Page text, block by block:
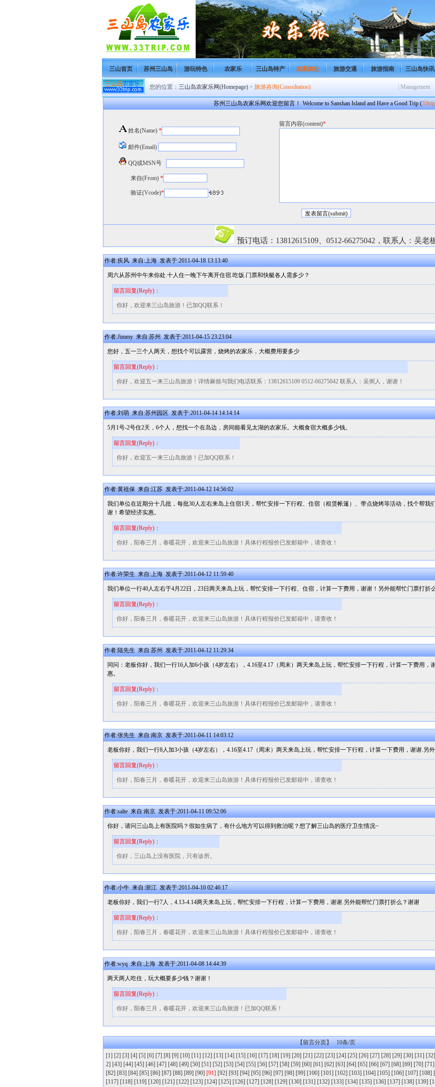
三山首页 苏州三山岛 游玩特色 农家乐 三山岛特产 农家旅社 旅游交通 旅游指南 三山岛快讯
您的位置： 三山岛农家乐网(Homepage) > 旅游咨询(Consultation) | Management
苏州三山岛农家乐网欢迎您留言！ Welcome to Sanshan Island and Have a Good Trip (33trip
姓名(Name) *
邮件(Email)
QQ或MSN号
来自(From) *
验证(Vcode)*
留言内容(content)*
预订电话：13812615109、0512-66275042，联系人：吴老
作者:疾风 来自:上海 发表于:2011-04-18 13:13:40
周六从苏州中午来你处.十人住一晚下午离开住宿.吃饭.门票和快艇各人需多少？
留言回复(Reply)：
你好，欢迎来三山岛旅游！已加QQ联系！
作者:Jimmy 来自:苏州 发表于:2011-04-15 23:23:04
您好，五一三个人两天，想找个可以露营，烧烤的农家乐，大概费用要多少
留言回复(Reply)：
你好，欢迎五一来三山岛旅游！详情麻烦与我们电话联系：13812615109 0512-66275042 联系人：吴弼人，谢谢！
作者:刘萌 来自:苏州园区 发表于:2011-04-14 14:14:14
5月1号-2号住2天，6个人，想找一个在岛边，房间能看见太湖的农家乐。大概食宿大概多少钱。
留言回复(Reply)：
你好，欢迎五一来三山岛旅游！已加QQ联系！
作者:黄祖保 来自:江苏 发表于:2011-04-12 14:56:02
我们单位在近期分十几批，每批30人左右来岛上住宿1天，帮忙安排一下行程、住宿（租赁帐篷）、带点烧烤等活动，找个帮我
谢！希望经济实惠。
留言回复(Reply)：
你好，阳春三月，春暖花开，欢迎来三山岛旅游！具体行程报价已发邮箱中，请查收！
作者:许荣生 来自:上海 发表于:2011-04-12 11:59:40
我们单位一行40人左右于4月22日，23日两天来岛上玩，帮忙安排一下行程、住宿，计算一下费用，谢谢！另外能帮忙门票打折
留言回复(Reply)：
你好，阳春三月，春暖花开，欢迎来三山岛旅游！具体行程报价已发邮箱中，请查收！
作者:陆先生 来自:苏州 发表于:2011-04-12 11:29:34
同问：老板你好，我们一行16人加6小孩（4岁左右），4.16至4.17（周末）两天来岛上玩，帮忙安排一下行程，计算一下费用
惠。
留言回复(Reply)：
你好，阳春三月，春暖花开，欢迎来三山岛旅游！具体行程报价已发邮箱中，请查收！
作者:张先生 来自:南京 发表于:2011-04-11 14:03:12
老板你好，我们一行8人加3小孩（4岁左右），4.16至4.17（周末）两天来岛上玩，帮忙安排一下行程，计算一下费用，谢谢.另
留言回复(Reply)：
你好，阳春三月，春暖花开，欢迎来三山岛旅游！具体行程报价已发邮箱中，请查收！
作者:salte 来自:南京 发表于:2011-04-11 09:52:06
你好，请问三山岛上有医院吗？假如生病了，有什么地方可以得到救治呢？想了解三山岛的医疗卫生情况~
留言回复(Reply)：
你好，三山岛上没有医院，只有诊所。
作者:小牛 来自:浙江 发表于:2011-04-10 02:46:17
老板你好，我们一行7人，4.13-4.14两天来岛上玩，帮忙安排一下行程，计算一下费用，谢谢.另外能帮忙门票打折么？谢谢
留言回复(Reply)：
你好，阳春三月，春暖花开，欢迎来三山岛旅游！具体行程报价已发邮箱中，请查收！
作者:wyq 来自:上海 发表于:2011-04-08 14:44:39
两天两人吃住，玩大概要多少钱？谢谢！
留言回复(Reply)：
你好，阳春三月，春暖花开，欢迎来三山岛旅游！已加QQ联系！
【留言分页】 10条/页
[1] [2] [3] [4] [5] [6] [7] [8] [9] [10] [11] [12] [13] [14] [15] [16] [17] [18] [19] [20] [21] [22] [23] [24] [25] [26] [27] [28] [29] [30] [31] [32]
2] [43] [44] [45] [46] [47] [48] [49] [50] [51] [52] [53] [54] [55] [56] [57] [58] [59] [60] [61] [62] [63] [64] [65] [66] [67] [68] [69] [70] [71]
[82] [83] [84] [85] [86] [87] [88] [89] [90] [91] [92] [93] [94] [95] [96] [97] [98] [99] [100] [101] [102] [103] [104] [105] [106] [107] [108]
[117] [118] [119] [120] [121] [122] [123] [124] [125] [126] [127] [128] [129] [130] [131] [132] [133] [134] [135] [136] [137] [138] [139]